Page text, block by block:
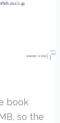
book
so the